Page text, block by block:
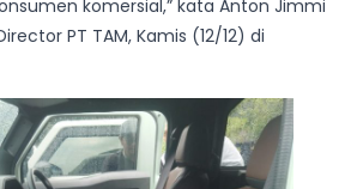
komersial,” kata Anton Jimmi
PT TAM, Kamis (12/12) di